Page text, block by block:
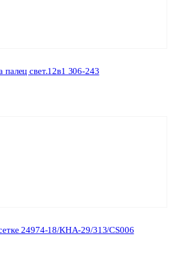
палец свет.12в1 306-243
24974-18/КНА-29/313/CS006